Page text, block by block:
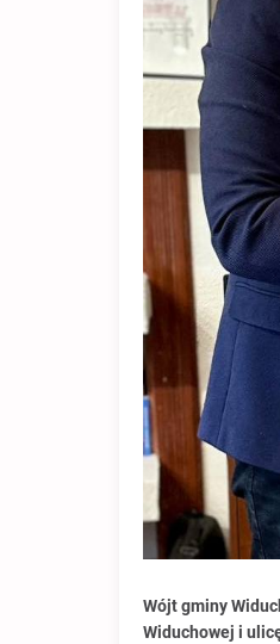
Wójt gminy
Widuchowej i